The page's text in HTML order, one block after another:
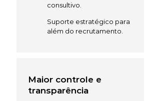
consultivo.
Suporte estratégico para
além do recrutamento.
Maior controle e
transparência